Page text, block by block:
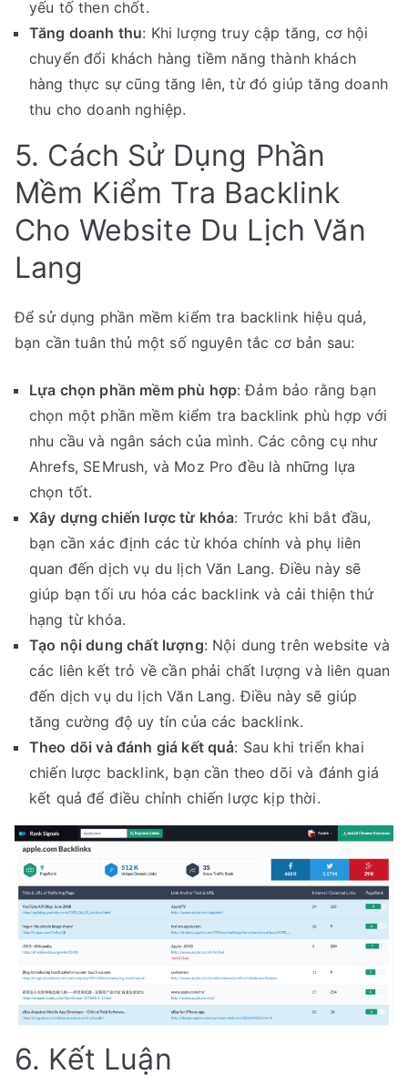
yếu tố then chốt.
Tăng doanh thu: Khi lượng truy cập tăng, cơ hội
chuyển đổi khách hàng tiềm năng thành khách
hàng thực sự cũng tăng lên, từ đó giúp tăng doanh
thu cho doanh nghiệp.
5. Cách Sử Dụng Phần
Mềm Kiểm Tra Backlink
Cho Website Du Lịch Văn
Lang
Để sử dụng phần mềm kiểm tra backlink hiệu quả,
bạn cần tuân thủ một số nguyên tắc cơ bản sau:
Lựa chọn phần mềm phù hợp: Đảm bảo rằng bạn
chọn một phần mềm kiểm tra backlink phù hợp với
nhu cầu và ngân sách của mình. Các công cụ như
Ahrefs, SEMrush, và Moz Pro đều là những lựa
chọn tốt.
Xây dựng chiến lược từ khóa: Trước khi bắt đầu,
bạn cần xác định các từ khóa chính và phụ liên
quan đến dịch vụ du lịch Văn Lang. Điều này sẽ
giúp bạn tối ưu hóa các backlink và cải thiện thứ
hạng từ khóa.
Tạo nội dung chất lượng: Nội dung trên website và
các liên kết trỏ về cần phải chất lượng và liên quan
đến dịch vụ du lịch Văn Lang. Điều này sẽ giúp
tăng cường độ uy tín của các backlink.
Theo dõi và đánh giá kết quả: Sau khi triển khai
chiến lược backlink, bạn cần theo dõi và đánh giá
kết quả để điều chỉnh chiến lược kịp thời.
6. Kết Luận